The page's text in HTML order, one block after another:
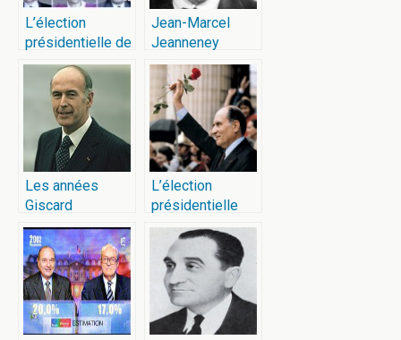
L’élection
présidentielle de
1988
Jean-Marcel
Jeanneney
Les années
Giscard
d’Estaing
L’élection
présidentielle
française de
1981